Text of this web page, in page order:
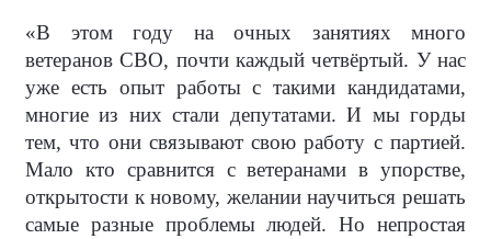
«В этом году на очных занятиях много
ветеранов СВО, почти каждый четвёртый. У нас
уже есть опыт работы с такими кандидатами,
многие из них стали депутатами. И мы горды
тем, что они связывают свою работу с партией.
Мало кто сравнится с ветеранами в упорстве,
открытости к новому, желании научиться решать
самые разные проблемы людей. Но непростая